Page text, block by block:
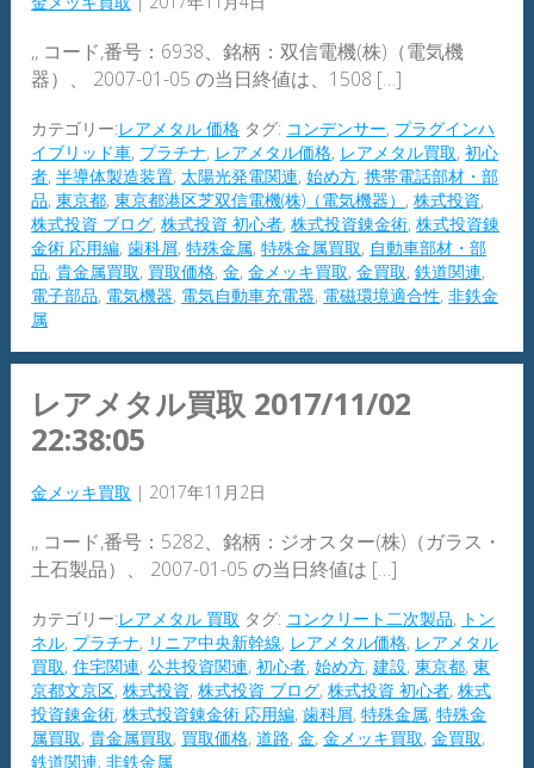
,, コード,番号：6938、銘柄：双信電機(株)（電気機
器）、 2007-01-05 の当日終値は、1508 […]
カテゴリー:レアメタル 価格 タグ: コンデンサー, プラグインハ
イブリッド車, プラチナ, レアメタル価格, レアメタル買取,初心
者,半導体製造装置, 太陽光発電関連,始め方,携帯電話部材・部
品,東京都,東京都港区芝双信電機(株)（電気機器） ,株式投資,
株式投資 ブログ,株式投資 初心者,株式投資錬金術,株式投資錬
金術 応用編,歯科屑,特殊金属,特殊金属買取, 自動車部材・部
品,貴金属買取, 買取価格,金,金メッキ買取,金買取,鉄道関連,
電子部品, 電気機器, 電気自動車充電器, 電磁環境適合性,非鉄金
属
レアメタル買取 2017/11/02
22:38:05
金メッキ買取 | 2017年11月2日
,, コード,番号：5282、銘柄：ジオスター(株)（ガラス・
土石製品）、 2007-01-05 の当日終値は […]
カテゴリー:レアメタル 買取 タグ: コンクリート二次製品, トン
ネル, プラチナ, リニア中央新幹線, レアメタル価格, レアメタル
買取,住宅関連,公共投資関連,初心者,始め方,建設,東京都,東
京都文京区,株式投資,株式投資 ブログ,株式投資 初心者,株式
投資錬金術,株式投資錬金術 応用編,歯科屑,特殊金属,特殊金
属買取,貴金属買取, 買取価格,道路,金,金メッキ買取,金買取,
鉄道関連,非鉄金属